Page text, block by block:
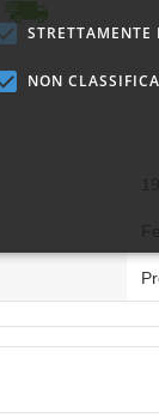
STRETTAMENTE
NON